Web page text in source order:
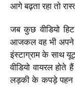
आगे बढ़ता रहा तो
जब कुछ वीडियो
आजकल वह भी अपने
इंस्टाग्राम के साथ
वीडियो वायरल
लड़की के कपड़े पहन